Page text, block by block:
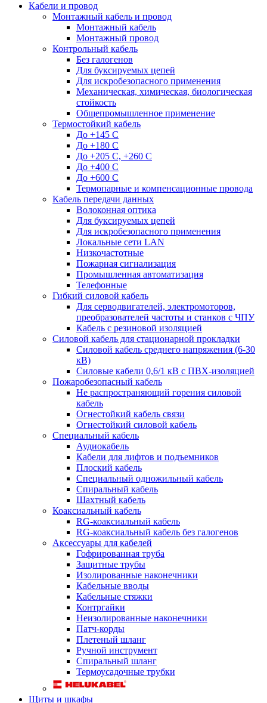
Кабели и провод
Монтажный кабель и провод
Монтажный кабель
Монтажный провод
Контрольный кабель
Без галогенов
Для буксируемых цепей
Для искробезопасного применения
Механическая, химическая, биологическая
стойкость
Общепромышленное применение
Термостойкий кабель
До +145 С
До +180 C
До +205 С, +260 С
До +400 C
До +600 С
Термопарные и компенсационные провода
Кабель передачи данных
Волоконная оптика
Для буксируемых цепей
Для искробезопасного применения
Локальные сети LAN
Низкочастотные
Пожарная сигнализация
Промышленная автоматизация
Телефонные
Гибкий силовой кабель
Для серводвигателей, электромоторов,
преобразователей частоты и станков с ЧПУ
Кабель с резиновой изоляцией
Силовой кабель для стационарной прокладки
Силовой кабель среднего напряжения (6-30
кВ)
Силовые кабели 0,6/1 кВ с ПВХ-изоляцией
Пожаробезопасный кабель
Не распространяющий горения силовой
кабель
Огнестойкий кабель связи
Огнестойкий силовой кабель
Специальный кабель
Аудиокабель
Кабели для лифтов и подъемников
Плоский кабель
Специальный одножильный кабель
Спиральный кабель
Шахтный кабель
Коаксиальный кабель
RG-коаксиальный кабель
RG-коаксиальный кабель без галогенов
Аксессуары для кабелей
Гофрированная труба
Защитные трубы
Изолированные наконечники
Кабельные вводы
Кабельные стяжки
Контргайки
Неизолированные наконечники
Патч-корды
Плетеный шланг
Ручной инструмент
Спиральный шланг
Термоусадочные трубки
Щиты и шкафы